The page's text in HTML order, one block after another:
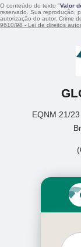
O conteúdo do texto "Valor
reservado. Sua reprodução,
autorização do autor. Crime
9610/98 - Lei de direitos
EQNM 21/